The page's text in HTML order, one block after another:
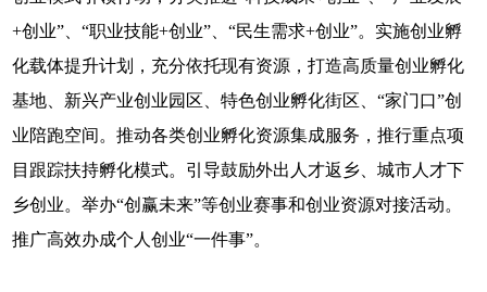
+创业”、“职业技能+创业”、“民生需求+创业”。实施创业孵
化载体提升计划，充分依托现有资源，打造高质量创业孵化
基地、新兴产业创业园区、特色创业孵化街区、“家门口”创
业陪跑空间。推动各类创业孵化资源集成服务，推行重点项
目跟踪扶持孵化模式。引导鼓励外出人才返乡、城市人才下
乡创业。举办“创赢未来”等创业赛事和创业资源对接活动。
推广高效办成个人创业“一件事”。